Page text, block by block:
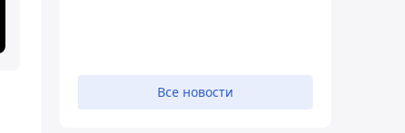
Все новости